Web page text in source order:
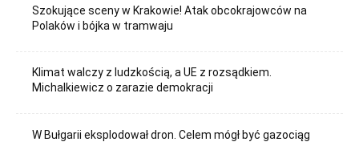
Szokujące sceny w Krakowie! Atak obcokrajowców na
Polaków i bójka w tramwaju
Klimat walczy z ludzkością, a UE z rozsądkiem.
Michalkiewicz o zarazie demokracji
W Bułgarii eksplodował dron. Celem mógł być gazociąg